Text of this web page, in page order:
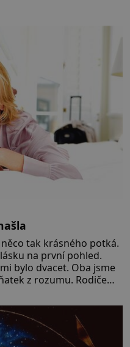
tak krásného potká.
na první pohled.
bylo dvacet. Oba jsme
z rozumu. Rodiče
nesvědčilo, brzy jsme